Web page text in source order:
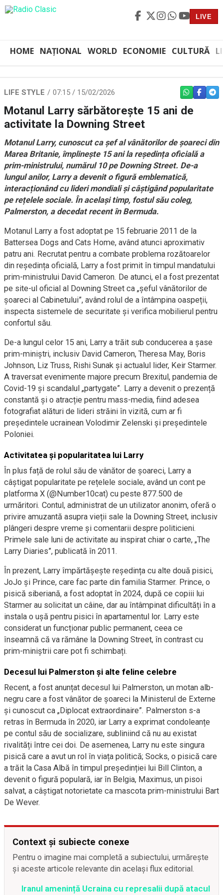
LIVE
HOME NAȚIONAL WORLD ECONOMIE CULTURĂ
LIFE STYLE 07:15 / 15/02/2026 WHATSAPP
Motanul Larry sărbătorește 15 ani de
activitate la Downing Street
Motanul Larry, cunoscut ca șef al vânătorilor de șoareci din
Marea Britanie, împlinește 15 ani la reședința oficială a
prim-ministrului, numărul 10 pe Downing Street. De-a
lungul anilor, Larry a devenit o figură emblematică,
interacționând cu lideri mondiali și câștigând popularitate
pe rețelele sociale. În același timp, fostul său coleg,
Palmerston, a decedat recent în Bermuda.
Motanul Larry a fost adoptat pe 15 februarie 2011 de la
Battersea Dogs and Cats Home, având atunci aproximativ
patru ani. Recrutat pentru a combate problema rozătoarelor
din reședința oficială, Larry a fost primit în timpul mandatului
prim-ministrului David Cameron. De atunci, el a fost prezentat
pe site-ul oficial al Downing Street ca „șeful vânătorilor de
șoareci al Cabinetului”, având rolul de a întâmpina oaspeții,
inspecta sistemele de securitate și verifica mobilierul pentru
confortul său.
De-a lungul celor 15 ani, Larry a trăit sub conducerea a șase
prim-miniștri, inclusiv David Cameron, Theresa May, Boris
Johnson, Liz Truss, Rishi Sunak și actualul lider, Keir Starmer.
A traversat evenimente majore precum Brexitul, pandemia de
Covid-19 și scandalul „partygate”. Larry a devenit o prezență
constantă și o atracție pentru mass-media, fiind adesea
fotografiat alături de lideri străini în vizită, cum ar fi
președintele ucrainean Volodimir Zelenski și președintele
Poloniei.
Activitatea și popularitatea lui Larry
În plus față de rolul său de vânător de șoareci, Larry a
câștigat popularitate pe rețelele sociale, având un cont pe
platforma X (@Number10cat) cu peste 877.500 de
urmăritori. Contul, administrat de un utilizator anonim, oferă o
privire amuzantă asupra vieții sale la Downing Street, inclusiv
plângeri despre vreme și comentarii despre politicieni.
Primele sale luni de activitate au inspirat chiar o carte, „The
Larry Diaries”, publicată în 2011.
În prezent, Larry împărtășește reședința cu alte două pisici,
JoJo și Prince, care fac parte din familia Starmer. Prince, o
pisică siberiană, a fost adoptat în 2024, după ce copiii lui
Starmer au solicitat un câine, dar au întâmpinat dificultăți în a
instala o ușă pentru pisici în apartamentul lor. Larry este
considerat un funcționar public permanent, ceea ce
înseamnă că va rămâne la Downing Street, în contrast cu
prim-miniștrii care pot fi schimbați.
Decesul lui Palmerston și alte feline celebre
Recent, a fost anunțat decesul lui Palmerston, un motan alb-
negru care a fost vânător de șoareci la Ministerul de Externe
și cunoscut ca „Diplocat extraordinaire”. Palmerston s-a
retras în Bermuda în 2020, iar Larry a exprimat condoleanțe
pe contul său de socializare, subliniind că nu au existat
rivalități între cei doi. De asemenea, Larry nu este singura
pisică care a avut un rol în viața politică; Socks, o pisică care
a trăit la Casa Albă în timpul președinției lui Bill Clinton, a
devenit o figură populară, iar în Belgia, Maximus, un pisoi
salvat, a câștigat notorietate ca mascota prim-ministrului Bart
De Wever.
Context și subiecte conexe
Pentru o imagine mai completă a subiectului, urmărește
și aceste articole relevante din același flux editorial.
Iranul amenință Ucraina cu represalii după atacul